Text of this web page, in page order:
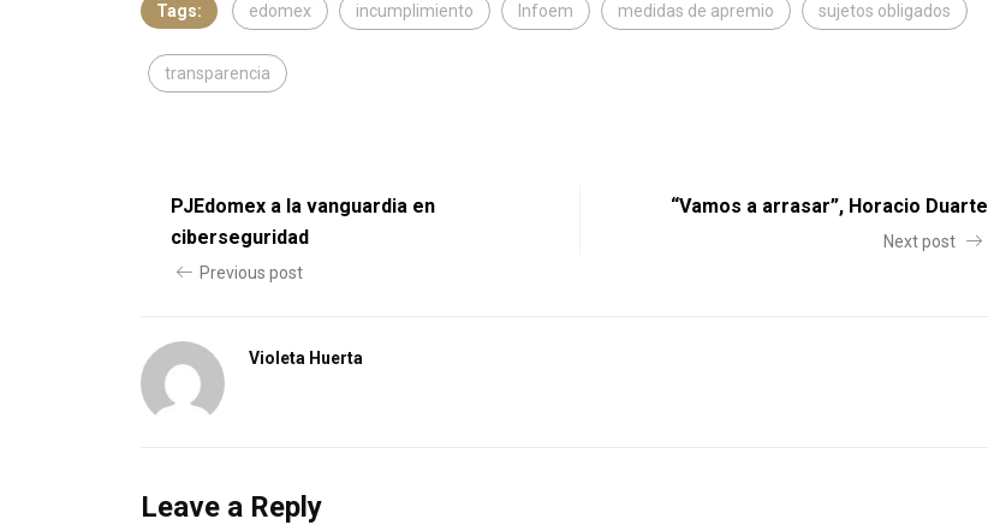
Tags: edomex incumplimiento Infoem medidas de apremio sujetos obligados
transparencia
PJEdomex a la vanguardia en
ciberseguridad
Previous post
“Vamos a arrasar”, Horacio Duarte
Next post
Violeta Huerta
Leave a Reply